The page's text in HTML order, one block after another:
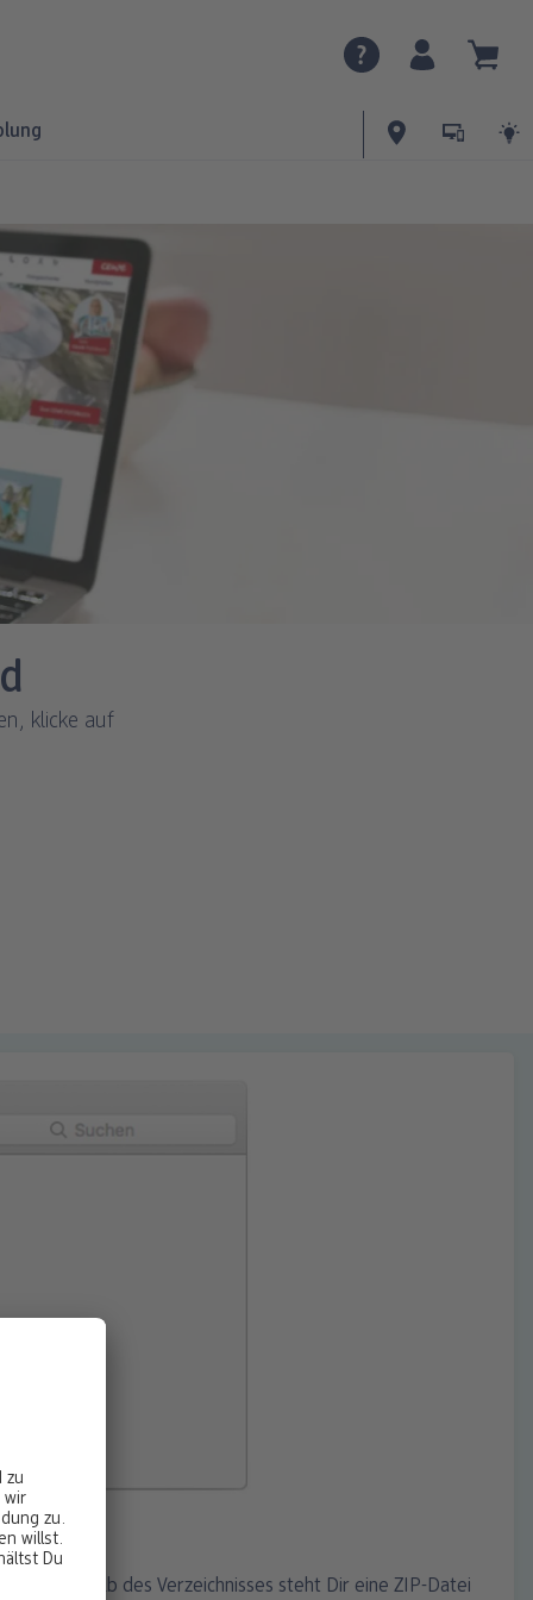
klicke auf
Innerhalb des Verzeichnisses steht Dir eine ZIP-Datei